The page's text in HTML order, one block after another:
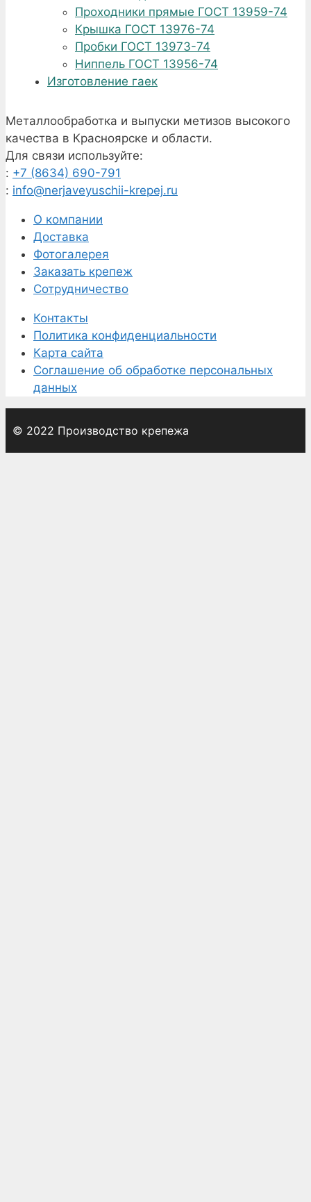
Проходники прямые ГОСТ 13959-74
Крышка ГОСТ 13976-74
Пробки ГОСТ 13973-74
Ниппель ГОСТ 13956-74
Изготовление гаек
Металлообработка и выпуски метизов высокого
качества в Красноярске и области.
Для связи используйте:
: +7 (8634) 690-791
: info@nerjaveyuschii-krepej.ru
О компании
Доставка
Фотогалерея
Заказать крепеж
Сотрудничество
Контакты
Политика конфиденциальности
Карта сайта
Соглашение об обработке персональных
данных
© 2022 Производство крепежа